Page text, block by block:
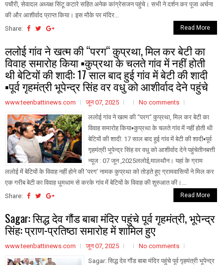
पचौरी, सेवादल अध्यक्ष सिंटू कटारे सहित अनेक कांग्रेसजन पहुंचे। सभी ने दर्शन कर पूजा अर्चना
की और आशीर्वाद प्राप्त किया। इस मौके पर मंदिर...
Share:
Read More
ललोई गांव ने खत्म की “परग“ कुप्रथा, मिल कर बेटी का
विवाह समारोह किया ▪️कुप्रथा के चलते गांव में नहीं होती
थी बेटियों की शादी: 17 साल बाद हुई गांव में बेटी की शादी
▪️पूर्व गृहमंत्री भूपेन्द्र सिंह वर वधु को आशीर्वाद देने पहुंचे
www.teenbattinews.com जून 07, 2025
No comments
ललोई गांव ने खत्म की “परग“ कुप्रथा, मिल कर बेटी का
विवाह समारोह किया▪️कुप्रथा के चलते गांव में नहीं होती थी
बेटियों की शादी: 17 साल बाद हुई गांव में बेटी की शादी▪️पूर्व
गृहमंत्री भूपेन्द्र सिंह वर वधु को आशीर्वाद देने पहुंचेतीनबत्ती
न्यूज : 07 जून ,2025ललोई,मालथौन। यहां के ग्राम
ललोई में बेटियों के विवाह नहीं होने की ’परग’ नामक कुप्रथा को तोड़ते हुए ग्रामवासियों ने मिल कर
एक गरीब बेटी का विवाह धूमधाम से करके गांव में बेटियों के विवाह की शुरुआत की।...
Share:
Read More
Sagar: सिद्ध देव गौंड बाबा मंदिर पहुंचे पूर्व गृहमंत्री, भूपेन्द्र
सिंह: प्राण-प्रतिष्ठा समारोह में शामिल हुए
www.teenbattinews.com जून 07, 2025
No comments
Sagar: सिद्ध देव गौंड बाबा मंदिर पहुंचे पूर्व गृहमंत्री भूपेन्द्र